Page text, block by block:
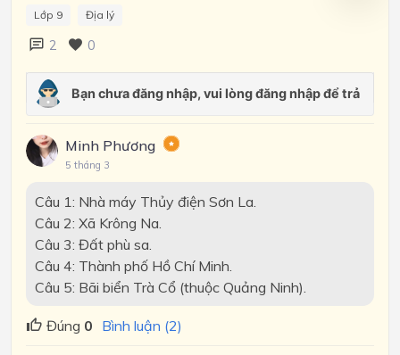
Lớp 9 Địa lý
2 0
Minh Phương
5 tháng 3
Câu 1: Nhà máy Thủy điện Sơn La.
Câu 2: Xã Krông Na.
Câu 3: Đất phù sa.
Câu 4: Thành phố Hồ Chí Minh.
Câu 5: Bãi biển Trà Cổ (thuộc Quảng Ninh).
Đúng 0 Bình luận (2)